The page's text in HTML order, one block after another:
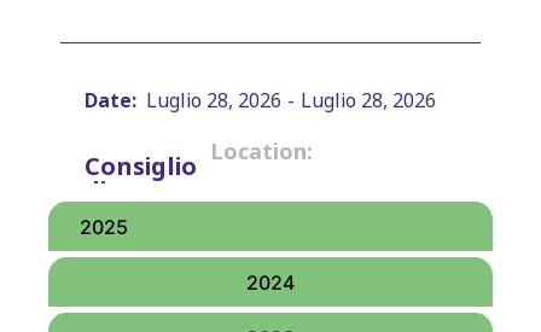
2025
2024
Date: Luglio 28, 2026 - Luglio 28, 2026
Consiglio
di
Amministrazione
per
approvazione
relazione
Location: